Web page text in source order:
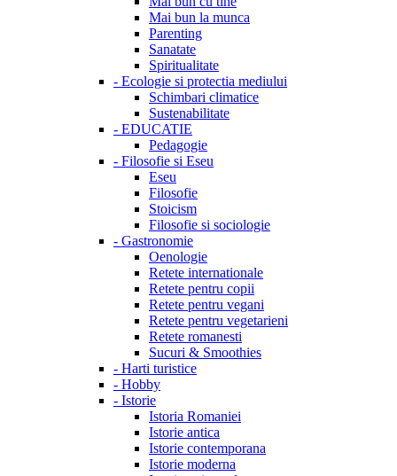
Mai bun la munca
Parenting
Sanatate
Spiritualitate
- Ecologie si protectia mediului
Schimbari climatice
Sustenabilitate
- EDUCATIE
Pedagogie
- Filosofie si Eseu
Eseu
Filosofie
Stoicism
Filosofie si sociologie
- Gastronomie
Oenologie
Retete internationale
Retete pentru copii
Retete pentru vegani
Retete pentru vegetarieni
Retete romanesti
Sucuri & Smoothies
- Harti turistice
- Hobby
- Istorie
Istoria Romaniei
Istorie antica
Istorie contemporana
Istorie moderna